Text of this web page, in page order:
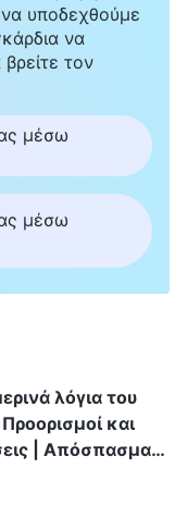
υποδεχθούμε
να
τον
μέσω
μέσω
λόγια του
και
| Απόσπασμα